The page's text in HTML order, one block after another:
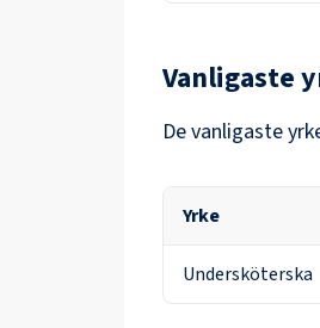
Vanligaste
De vanligaste
Yrke
Undersköterska